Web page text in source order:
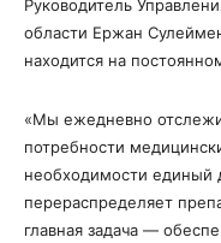
Руководитель
области Ержан
находится на
«Мы ежедневно
потребности
необходимости единый
перераспределяет
главная задача —